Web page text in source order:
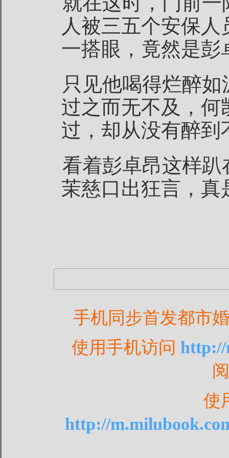
人被三五个安保
一搭眼，竟然是彭
只见他喝得烂醉
过之而无不及，何
过，却从没有醉到
看着彭卓昂这样
茉慈口出狂言，真
手机同步首发都市
使用手机访问 http://
使
http://